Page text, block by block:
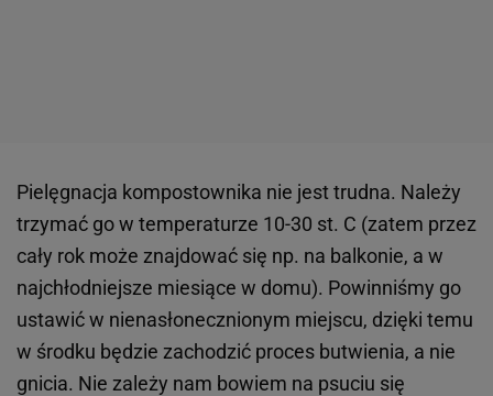
Pielęgnacja kompostownika nie jest trudna. Należy
trzymać go w temperaturze 10-30 st. C (zatem przez
cały rok może znajdować się np. na balkonie, a w
najchłodniejsze miesiące w domu). Powinniśmy go
ustawić w nienasłonecznionym miejscu, dzięki temu
w środku będzie zachodzić proces butwienia, a nie
gnicia. Nie zależy nam bowiem na psuciu się